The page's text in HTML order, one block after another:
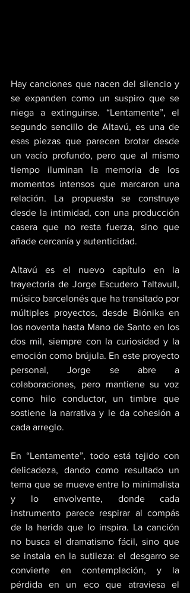
Hay canciones que nacen del silencio y
se expanden como un suspiro que se
niega a extinguirse. “Lentamente”, el
segundo sencillo de Altavú, es una de
esas piezas que parecen brotar desde
un vacío profundo, pero que al mismo
tiempo iluminan la memoria de los
momentos intensos que marcaron una
relación. La propuesta se construye
desde la intimidad, con una producción
casera que no resta fuerza, sino que
añade cercanía y autenticidad.
Altavú es el nuevo capítulo en la
trayectoria de Jorge Escudero Taltavull,
músico barcelonés que ha transitado por
múltiples proyectos, desde Biónika en
los noventa hasta Mano de Santo en los
dos mil, siempre con la curiosidad y la
emoción como brújula. En este proyecto
personal, Jorge se abre a
colaboraciones, pero mantiene su voz
como hilo conductor, un timbre que
sostiene la narrativa y le da cohesión a
cada arreglo.
En “Lentamente”, todo está tejido con
delicadeza, dando como resultado un
tema que se mueve entre lo minimalista
y lo envolvente, donde cada
instrumento parece respirar al compás
de la herida que lo inspira. La canción
no busca el dramatismo fácil, sino que
se instala en la sutileza: el desgarro se
convierte en contemplación, y la
pérdida en un eco que atraviesa el